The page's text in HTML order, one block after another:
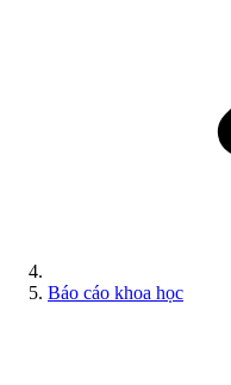
Báo cáo khoa học